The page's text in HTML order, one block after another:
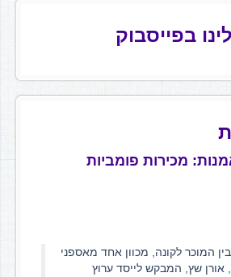
בפייסבוק
מכירות פומביות
המוכר לקונה, מכוון אחד מאספני
שץ, המבקש לייסד ערוץ